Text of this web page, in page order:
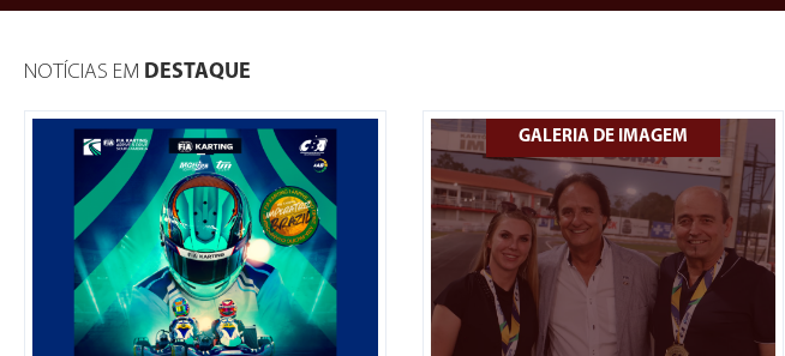
NOTÍCIAS EM DESTAQUE
GALERIA DE IMAGEM